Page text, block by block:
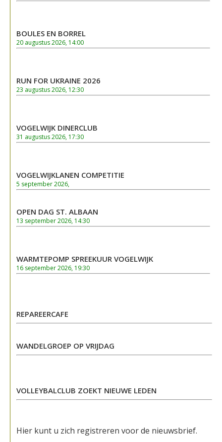
BOULES EN BORREL
20 augustus 2026, 14:00
RUN FOR UKRAINE 2026
23 augustus 2026, 12:30
VOGELWIJK DINERCLUB
31 augustus 2026, 17:30
VOGELWIJKLANEN COMPETITIE
5 september 2026,
OPEN DAG ST. ALBAAN
13 september 2026, 14:30
WARMTEPOMP SPREEKUUR VOGELWIJK
16 september 2026, 19:30
REPAREERCAFE
WANDELGROEP OP VRIJDAG
VOLLEYBALCLUB ZOEKT NIEUWE LEDEN
Hier kunt u zich registreren voor de nieuwsbrief.